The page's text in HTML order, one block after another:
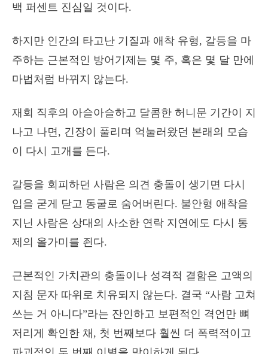
백 퍼센트 진심일 것이다.
하지만 인간의 타고난 기질과 애착 유형, 갈등을 마
주하는 근본적인 방어기제는 몇 주, 혹은 몇 달 만에
마법처럼 바뀌지 않는다.
재회 직후의 아슬아슬하고 달콤한 허니문 기간이 지
나고 나면, 긴장이 풀리며 억눌러왔던 본래의 모습
이 다시 고개를 든다.
갈등을 회피하던 사람은 의견 충돌이 생기면 다시
입을 굳게 닫고 동굴로 숨어버린다. 불안형 애착을
지닌 사람은 상대의 사소한 연락 지연에도 다시 통
제의 올가미를 죈다.
근본적인 가치관의 충돌이나 성격적 결함은 고액의
지침 문자 따위로 치유되지 않는다. 결국 “사람 고쳐
쓰는 거 아니다”라는 잔인하고 보편적인 격언만 뼈
저리게 확인한 채, 첫 번째보다 훨씬 더 폭력적이고